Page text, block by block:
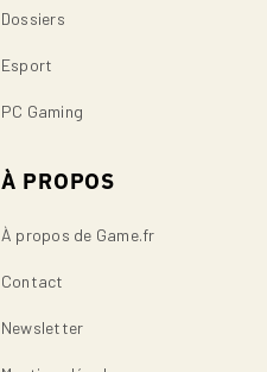
Dossiers
Esport
PC Gaming
À PROPOS
À propos de Game.fr
Contact
Newsletter